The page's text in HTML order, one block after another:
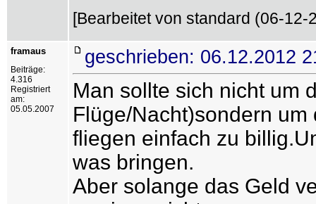
[Bearbeitet von standard (06-12-
framaus
Beiträge:
4.316
Registriert
am:
05.05.2007
geschrieben: 06.12.2012
Man sollte sich nicht um
Flüge/Nacht)sondern
fliegen einfach zu
was bringen.
Aber solange das Geld